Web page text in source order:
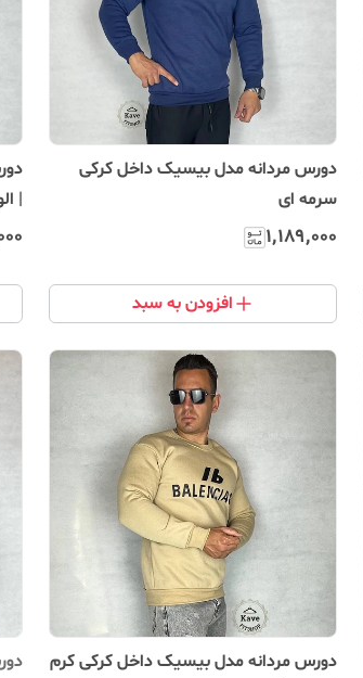
دورس مردانه مدل بیسیک داخل کرکی
سرمه ای
۱٬۱۸۹٬۰۰۰
افزودن به سبد
|
دورس مردانه مدل بیسیک داخل کرکی کرم